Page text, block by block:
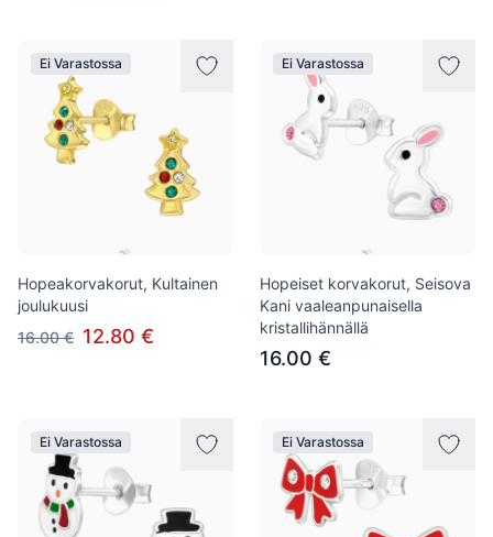
Ei Varastossa
Hopeakorvakorut, Kultainen
joulukuusi
16.00 € 12.80 €
Ei Varastossa
Hopeiset korvakorut, Seisova
Kani vaaleanpunaisella
kristallihännällä
16.00 €
Ei Varastossa Ei Varastossa